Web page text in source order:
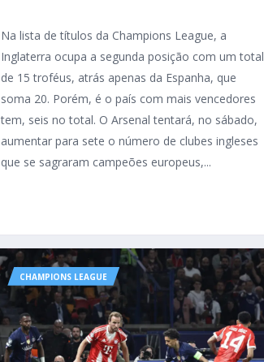
Na lista de títulos da Champions League, a
Inglaterra ocupa a segunda posição com um total
de 15 troféus, atrás apenas da Espanha, que
soma 20. Porém, é o país com mais vencedores
tem, seis no total. O Arsenal tentará, no sábado,
aumentar para sete o número de clubes ingleses
que se sagraram campeões europeus,...
CHAMPIONS LEAGUE